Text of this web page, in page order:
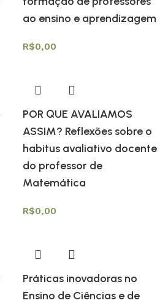
ao ensino e aprendizagem
R$0,00
POR QUE AVALIAMOS
ASSIM? Reflexões sobre o
habitus avaliativo docente
do professor de
Matemática
R$0,00
Práticas inovadoras no
Ensino de Ciências e de